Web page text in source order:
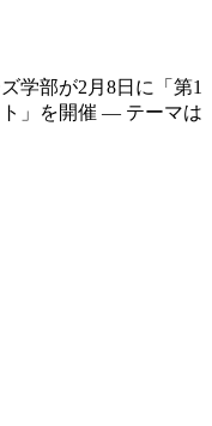
学部が2月8日に「第1
」を開催 — テーマは